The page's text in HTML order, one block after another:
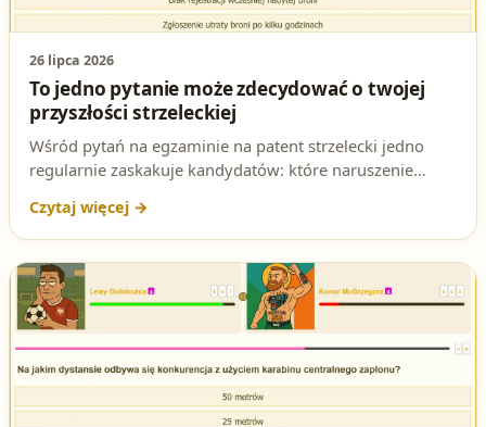
26 lipca 2026
To jedno pytanie może zdecydować o twojej
przyszłości strzeleckiej
Wśród pytań na egzaminie na patent strzelecki jedno
regularnie zaskakuje kandydatów: które naruszenie
broń? Poznaj poprawną odpowiedź i podstawę prawną,
by nie dać się zaskoczyć na egzaminie.